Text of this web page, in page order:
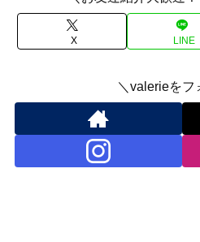
X LINE
＼valerieをフ